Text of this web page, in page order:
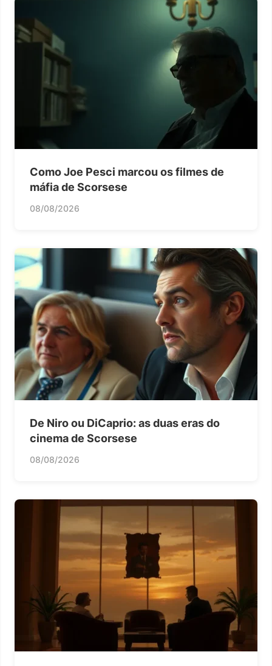
Como Joe Pesci marcou os filmes de
máfia de Scorsese
08/08/2026
De Niro ou DiCaprio: as duas eras do
cinema de Scorsese
08/08/2026